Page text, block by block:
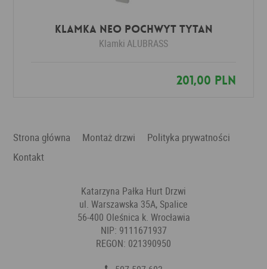
Klamka NEO POCHWYT tytan
KlamkiALUBRASS
201,00 PLN
Strona główna Montaż drzwi
Polityka prywatności
Kontakt
Katarzyna Pałka Hurt Drzwi
ul. Warszawska 35A, Spalice
56-400 Oleśnica k. Wrocławia
NIP: 9111671937
REGON: 021390950